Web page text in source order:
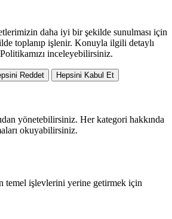
daha iyi bir şekilde sunulması için
toplanıp işlenir. Konuyla ilgili detaylı
inceleyebilirsiniz.
Reddet Hepsini Kabul Et
yönetebilirsiniz. Her kategori hakkında
okuyabilirsiniz.
temel işlevlerini yerine getirmek için